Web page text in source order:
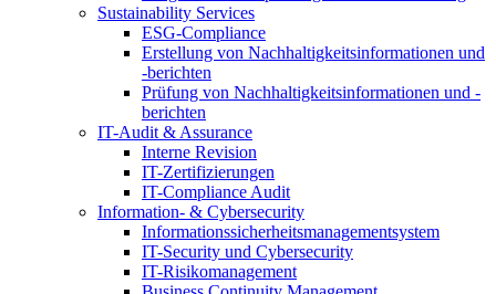
Sustainability Services
ESG-Compliance
Erstellung von Nachhaltigkeitsinformationen und
-berichten
Prüfung von Nachhaltigkeitsinformationen und -
berichten
IT-Audit & Assurance
Interne Revision
IT-Zertifizierungen
IT-Compliance Audit
Information- & Cybersecurity
Informationssicherheitsmanagementsystem
IT-Security und Cybersecurity
IT-Risikomanagement